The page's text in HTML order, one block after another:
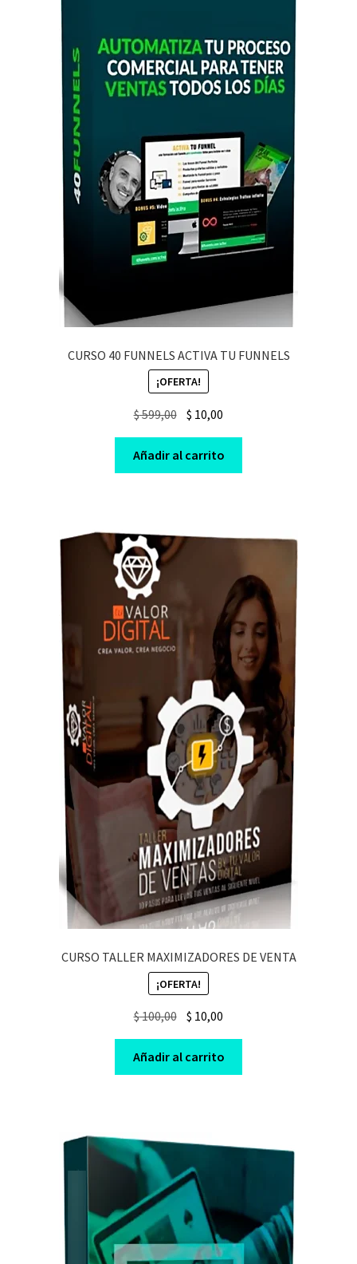
CURSO 40 FUNNELS ACTIVA TU FUNNELS
¡OFERTA!
$599,00 Original
was:
$ 599,00.
$ 10,00
is:
$ 10,00.
Añadir al carrito
CURSO TALLER MAXIMIZADORES DE VENTA
¡OFERTA!
$100,00 Original
price
was:
$ 100,00.
$ 10,00
price
is:
$ 10,00.
Añadir al carrito